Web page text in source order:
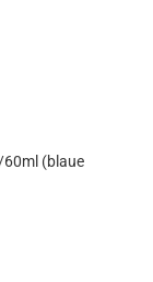
60ml (blaue